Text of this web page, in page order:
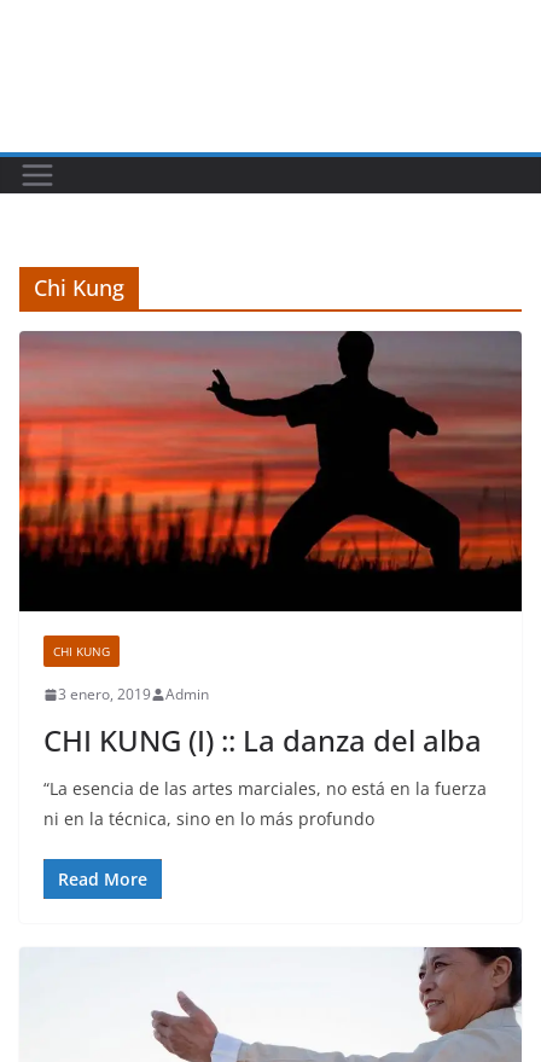
Chi Kung
CHI KUNG
3 enero, 2019 Admin
CHI KUNG (I) :: La danza del alba
“La esencia de las artes marciales, no está en la fuerza
ni en la técnica, sino en lo más profundo
Read More